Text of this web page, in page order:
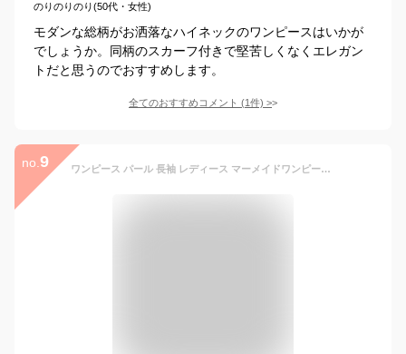
のりのりのり(50代・女性)
モダンな総柄がお洒落なハイネックのワンピースはいかが
でしょうか。同柄のスカーフ付きで堅苦しくなくエレガン
トだと思うのでおすすめします。
全てのおすすめコメント (1件) >
no. 9 ワンピース パール 長袖 レディース マーメイドワンピース ロング ロングワンピース マキシ マキシワンピース マーメイド ワンピ フレア 長い 体型カバー 無地 着痩せ Uネック きれいめ オケージョン フォーマル 大きいサイズ 黒 白 春 冬 HUG.U